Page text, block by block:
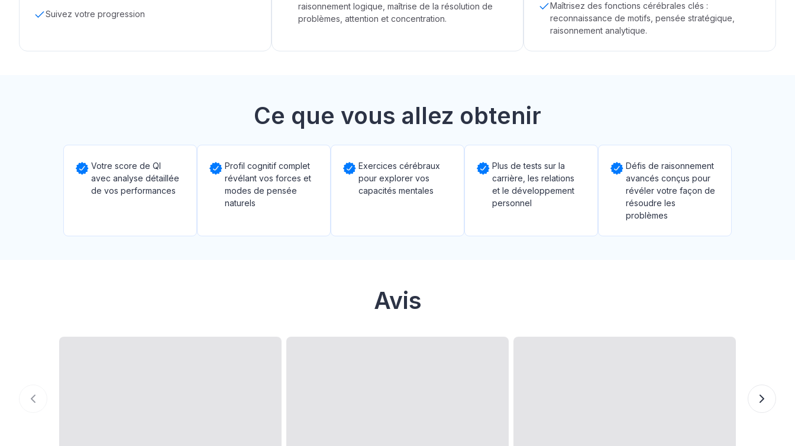
Suivez votre progression
raisonnement logique, maîtrise de la résolution de
problèmes, attention et concentration.
Maîtrisez des fonctions cérébrales clés :
reconnaissance de motifs, pensée stratégique,
raisonnement analytique.
Ce que vous allez obtenir
Votre score de QI
avec analyse détaillée
de vos performances
Profil cognitif complet
révélant vos forces et
modes de pensée
naturels
Exercices cérébraux
pour explorer vos
capacités mentales
Plus de tests sur la
carrière, les relations
et le développement
personnel
Défis de raisonnement
avancés conçus pour
révéler votre façon de
résoudre les
problèmes
Avis